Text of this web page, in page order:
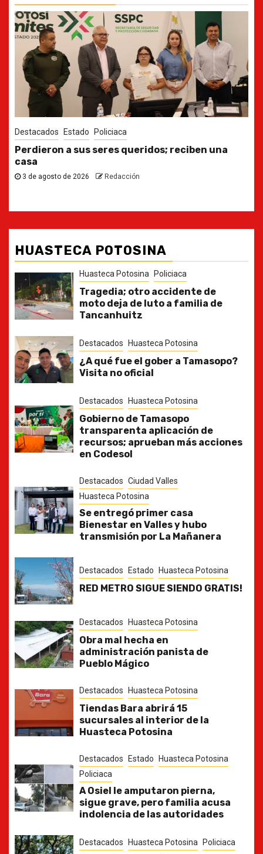
Destacados Estado
Ya casi, el quinto informe del Gobernador
30 de julio de 2026
HUASTECA POTOSINA
Huasteca Potosina Policiaca
Tragedia; otro accidente de
moto deja de luto a familia de
Tancanhuitz
Destacados Huasteca Potosina
¿A qué fue el gober a Tamasopo?
Visita no oficial
Destacados Huasteca Potosina
Gobierno de Tamasopo
transparenta aplicación de
recursos; aprueban más acciones
en Codesol
Destacados Ciudad Valles
Huasteca Potosina
Se entregó primer casa
Bienestar en Valles y hubo
transmisión por La Mañanera
Destacados Estado Huasteca Potosina
RED METRO SIGUE SIENDO GRATIS!
Destacados Huasteca Potosina
Obra mal hecha en
administración panista de
Pueblo Mágico
Destacados Huasteca Potosina
Tiendas Bara abrirá 15
sucursales al interior de la
Huasteca Potosina
Destacados Estado
Huasteca Potosina
Policiaca
A Osiel le amputaron pierna,
sigue grave, pero familia acusa
indolencia de las autoridades
Destacados Huasteca Potosina Policiaca